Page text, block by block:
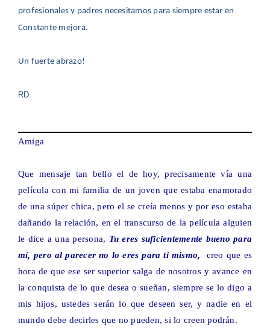
profesionales y padres necesitamos para siempre estar en
Constante mejora.
Un fuerte abrazo!
RD
Amiga
Que mensaje tan bello el de hoy, precisamente vía una
película con mi familia de un joven que estaba enamorado
de una súper chica, pero el se creía menos y por eso estaba
dañando la relación, en el transcurso de la película alguien
le dice a una persona, Tu eres suficientemente bueno para
mí, pero al parecer no lo eres para ti mismo,
creo que es
hora de que ese ser superior salga de nosotros y avance en
la conquista de lo que desea o sueñan, siempre se lo digo a
mis hijos, ustedes serán lo que deseen ser, y nadie en el
mundo debe decirles que no pueden, si lo creen podrán.